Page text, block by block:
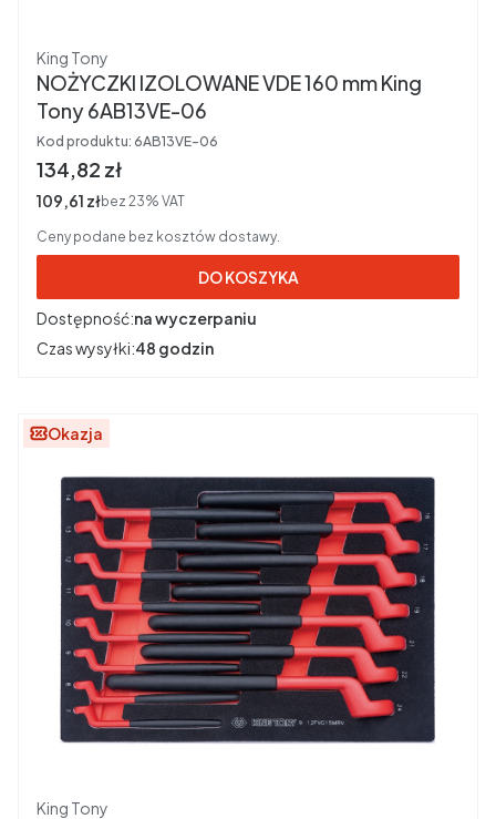
Producent
King Tony
NOŻYCZKI IZOLOWANE VDE 160 mm King
Tony 6AB13VE-06
Kod produktu: 6AB13VE-06
Cena brutto
134,82 zł
Cena netto
109,61 złbez 23% VAT
Ceny podane bez kosztów dostawy.
DO KOSZYKA
Dostępność:na wyczerpaniu
Czas wysyłki:48 godzin
Okazja
Producent
King Tony